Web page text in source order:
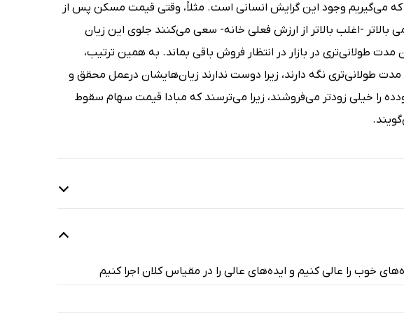
که می‌گیریم وجود این گرایش انسانی است. مثلاً، وقتی قیمت مسکن پس از
-اغلب بالاتر از ارزش فعلی خانه‌- سعی می‌کنند جلوی این زیان
طولانی‌تری در بازار در انتظار فروش باقی بماند. به همین ترتیب،
مدت طولانی‌تری نگه دارند، زیرا دوست ندارند زیان‌هایشان درعمل محقق و
خیلی زودتر می‌فروشند، زیرا می‌ترسند که مبادا قیمت سهام سقوط
خوب را عالی کنیم و ایده‌های عالی را در مقیاس کلان اجرا کنیم